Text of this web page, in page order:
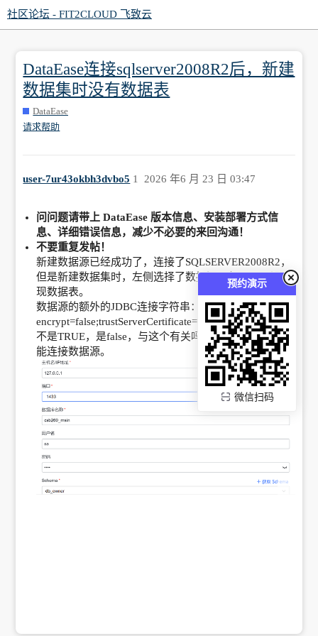
预约演示
微信扫码
社区论坛 - FIT2CLOUD 飞致云
DataEase连接sqlserver2008R2后，新建
数据集时没有数据表
DataEase
请求帮助
user-7ur43okbh3dvbo5 2026 年6 月 23 日 03:47
1
问问题请带上 DataEase 版本信息、安装部署方式信
息、详细错误信息，减少不必要的来回沟通！
不要重复发帖！
新建数据源已经成功了，连接了SQLSERVER2008R2，
但是新建数据集时，左侧选择了数据源，但是下面没出
现数据表。
数据源的额外的JDBC连接字符串：
encrypt=false;trustServerCertificate=true
不是TRUE，是false，与这个有关吗?可是我用true就不
能连接数据源。